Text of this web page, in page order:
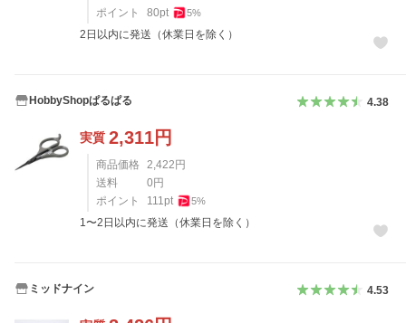
ポイント
80pt 5%
2日以内に発送（休業日を除く）
HobbyShopぱるぱる 4.38
実質 2,311円
商品価格 2,422円
送料
0円
ポイント
111 pt 5%
1〜2日以内に発送（休業日を除く）
ミッドナイン 4.53